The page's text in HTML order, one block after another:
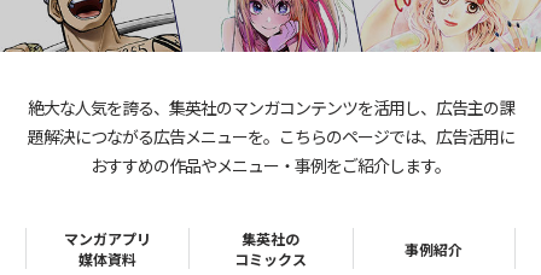
絶大な人気を誇る、集英社のマンガコンテンツを活用し、 広告主の課
題解決につながる広告メニューを。 こちらのページでは、広告活用に
おすすめの作品やメニュー・事例をご紹介します。
マンガアプリ
媒体資料
集英社の
コミックス
事例紹介